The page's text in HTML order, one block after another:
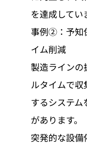
を達成してい
事例②：予知
イム削減
製造ライン
ルタイムで
するシステム
があります。
突発的な設